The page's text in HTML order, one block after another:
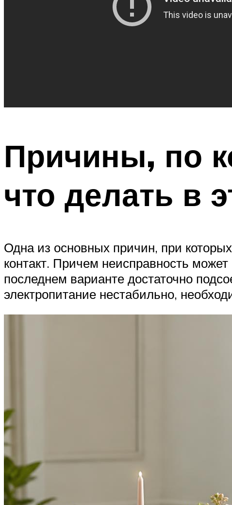
Причины, по
что делать в
Одна из основных причин, при
контакт. Причем неисправность
последнем варианте достаточно
электропитание нестабильно,